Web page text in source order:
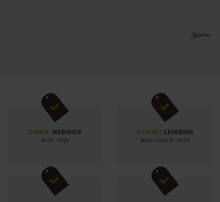
DANSK WEBSHOP
Butik i Vejle
EKSPRESLEVERING
Bestil inden kl. 09.00